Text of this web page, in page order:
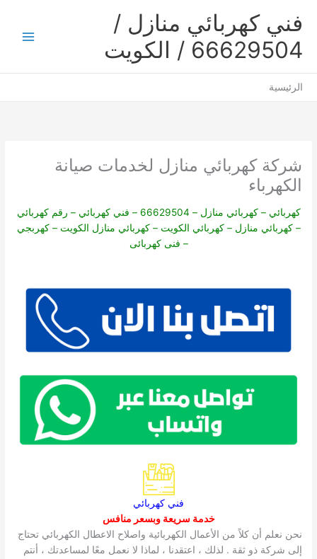
فني كهربائي منازل /
66629504 / الكويت
الرئيسية
شركة كهربائي منازل لخدمات صيانة
الكهرباء
كهربائي – كهربائي منازل – 66629504 – فني كهربائي – رقم كهربائي
– كهربائي منازل – كهربائي الكويت – كهربائي منازل الكويت – كهربجي
– فنى كهربائى
فني كهربائي
خدمة سريعة وبسعر منافس
نحن نعلم أن كلاً من الأعمال الكهربائية واصلاح الاعطال الكهربائي تحتاج
إلى شركة ذو ثقة . لذلك ، اعتقدنا ، لماذا لا نعمل معًا لمساعدتك ، أنتم